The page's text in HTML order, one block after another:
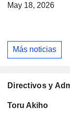
May 18, 2026
Más noticias
Directivos y
Director Puesto
Toru Akiho